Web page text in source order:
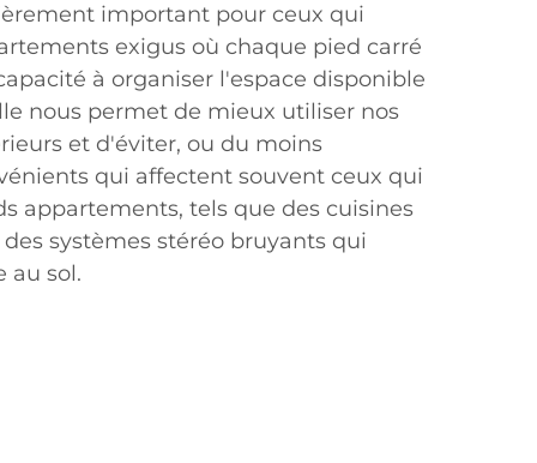
important pour ceux qui
exigus où chaque pied carré
à organiser l'espace disponible
nous permet de mieux utiliser nos
et d'éviter, ou du moins
qui affectent souvent ceux qui
appartements, tels que des cuisines
systèmes stéréo bruyants qui
au sol.